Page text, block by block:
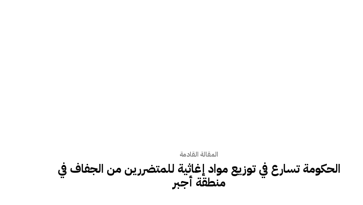
المقالة القادمة
الحكومة تسارع في توزيع مواد إغاثية للمتضررين من الجفاف في
منطقة أجبر